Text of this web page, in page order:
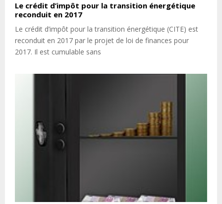
Le crédit d’impôt pour la transition énergétique
reconduit en 2017
Le crédit d’impôt pour la transition énergétique (CITE) est
reconduit en 2017 par le projet de loi de finances pour
2017. Il est cumulable sans